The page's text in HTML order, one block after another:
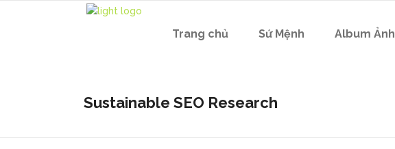
Trang chủ Sứ Mệnh Album Ảnh
Sustainable SEO Research